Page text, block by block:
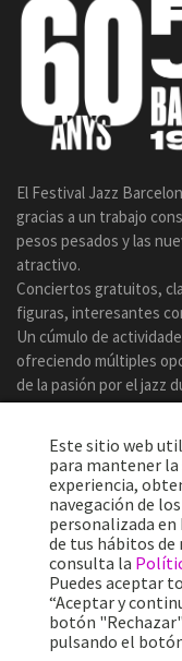
El Festival Jazz
gracias a un trabajo
pesos pesados y las
atractivo.
Conciertos gratuitos,
figuras, interesantes
Un cúmulo de
ofreciendo múltiples
de la pasión por el jazz
Más de 25 años
Barcelona.
Este sitio web
para mantener
experiencia,
navegación de
personalizada
de tus hábitos de
consulta la
Puedes aceptar
“Aceptar y
botón
pulsando el